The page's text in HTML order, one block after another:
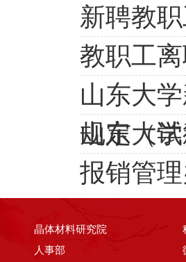
新聘教
教职工
山东大
规定（
山东大
报销管
晶体材料研究院
人事部